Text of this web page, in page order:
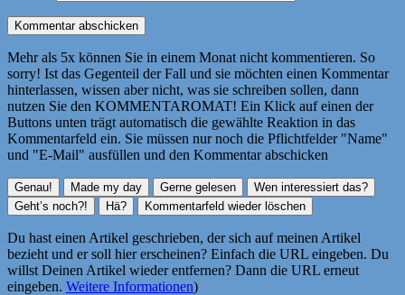
Mehr als 5x können Sie in einem Monat nicht kommentieren. So
sorry! Ist das Gegenteil der Fall und sie möchten einen Kommentar
hinterlassen, wissen aber nicht, was sie schreiben sollen, dann
nutzen Sie den KOMMENTAROMAT! Ein Klick auf einen der
Buttons unten trägt automatisch die gewählte Reaktion in das
Kommentarfeld ein. Sie müssen nur noch die Pflichtfelder "Name"
und "E-Mail" ausfüllen und den Kommentar abschicken
Du hast einen Artikel geschrieben, der sich auf meinen Artikel
bezieht und er soll hier erscheinen? Einfach die URL eingeben. Du
willst Deinen Artikel wieder entfernen? Dann die URL erneut
eingeben. Weitere Informationen)